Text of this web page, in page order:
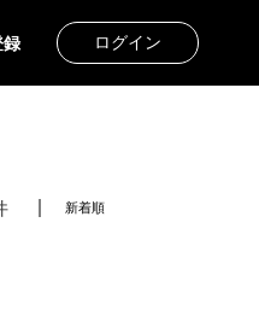
録 ログイン
新着順